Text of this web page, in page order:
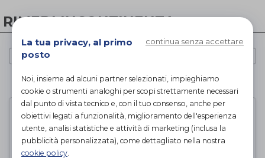
RIMEDI INCONTINENZA
Cerca per marca
PAGINA 1 DI 1
La tua privacy, al primo
posto
continua senza accettare
Noi, insieme ad alcuni partner selezionati, impieghiamo
cookie o strumenti analoghi per scopi strettamente necessari
dal punto di vista tecnico e, con il tuo consenso, anche per
obiettivi legati a funzionalità, miglioramento dell'esperienza
utente, analisi statistiche e attività di marketing (inclusa la
pubblicità personalizzata), come dettagliato nella nostra
cookie policy.